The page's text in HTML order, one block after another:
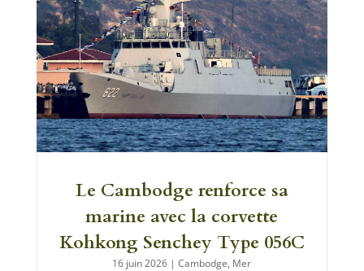
Le Cambodge renforce sa
marine avec la corvette
Kohkong Senchey Type 056C
16 juin 2026 |Cambodge, Mer